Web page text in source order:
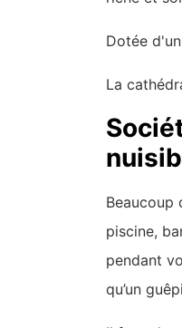
Dotée
La
Beaucoup
piscine,
pendant
qu’un